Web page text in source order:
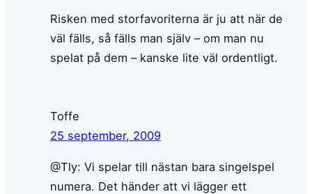
Risken med storfavoriterna är ju att när de
väl fälls, så fälls man själv – om man nu
spelat på dem – kanske lite väl ordentligt.
Toffe
25 september, 2009
@Tly: Vi spelar till nästan bara singelspel
numera. Det händer att vi lägger ett